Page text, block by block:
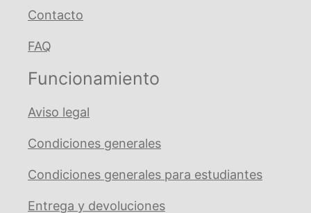
Contacto
FAQ
Funcionamiento
Aviso legal
Condiciones generales
Condiciones generales para estudiantes
Entrega y devoluciones